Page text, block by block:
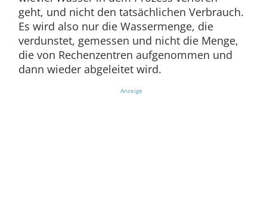
geht, und nicht den tatsächlichen Verbrauch.
Es wird also nur die Wassermenge, die
verdunstet, gemessen und nicht die Menge,
die von Rechenzentren aufgenommen und
dann wieder abgeleitet wird.
Anzeige